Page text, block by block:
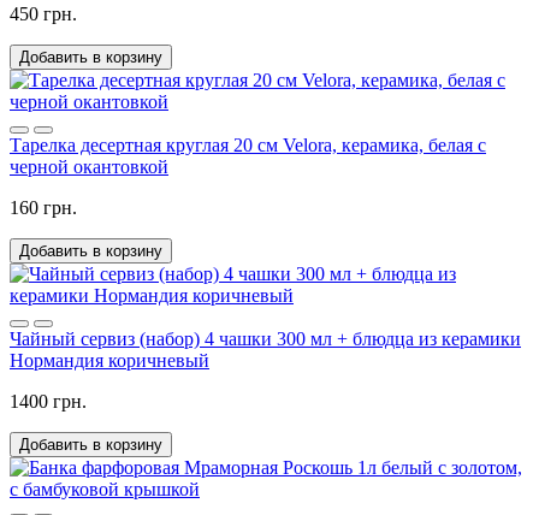
450 грн.
Добавить в корзину
Тарелка десертная круглая 20 см Velora, керамика, белая с
черной окантовкой
160 грн.
Добавить в корзину
Чайный сервиз (набор) 4 чашки 300 мл + блюдца из керамики
Нормандия коричневый
1400 грн.
Добавить в корзину